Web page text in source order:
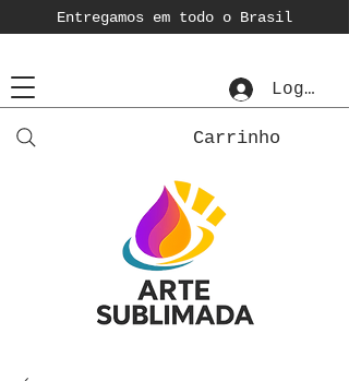
Entregamos em todo o Brasil
Login
Carrinho